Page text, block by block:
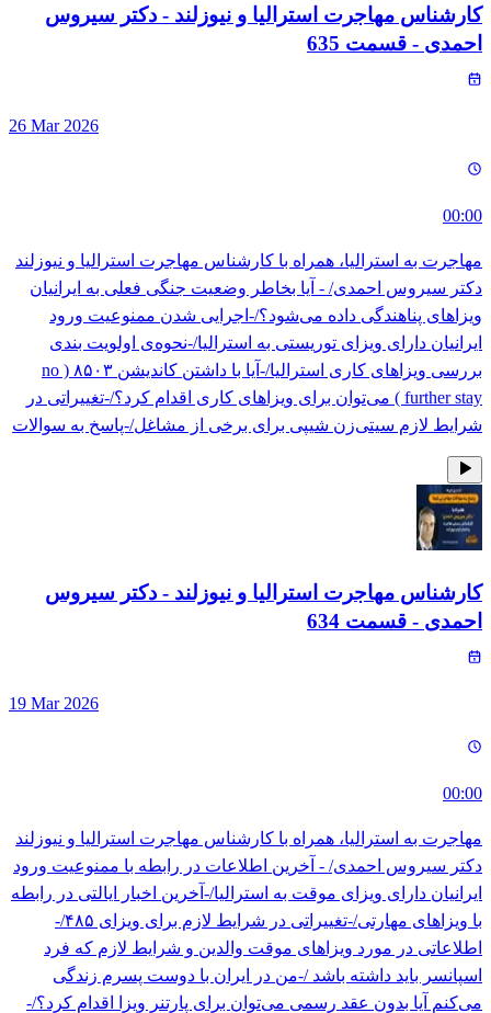
کارشناس مهاجرت استرالیا و نیوزلند - دکتر سیروس
احمدی - قسمت 635
26 Mar 2026
00:00
مهاجرت به استرالیا، همراه با کارشناس مهاجرت استرالیا و نیوزلند
دکتر سیروس احمدی/ - آیا بخاطر وضعیت جنگی فعلی به ایرانیان
ویزاهای پناهندگی داده می‌شود؟/-اجرایی شدن ممنوعیت ورود
ایرانیان دارای ویزای توریستی به استرالیا/-نحوه‌ی اولویت بندی
بررسی ویزاهای کاری استرالیا/-آیا با داشتن کاندیشن ۸۵۰۳ ( no
further stay ) می‌توان برای ویزاهای کاری اقدام کرد؟/-تغییراتی در
شرایط لازم سیتی‌زن شیپی برای برخی از مشاغل/-پاسخ به سوالات
کارشناس مهاجرت استرالیا و نیوزلند - دکتر سیروس
احمدی - قسمت 634
19 Mar 2026
00:00
مهاجرت به استرالیا، همراه با کارشناس مهاجرت استرالیا و نیوزلند
دکتر سیروس احمدی/ - آخرین اطلاعات در رابطه با ممنوعیت ورود
ایرانیان دارای ویزای موقت به استرالیا/-آخرین اخبار ایالتی در رابطه
با ویزاهای مهارتی/-تغییراتی در شرایط لازم برای ویزای ۴۸۵/-
اطلاعاتی در مورد ویزاهای موقت والدین و شرایط لازم که فرد
اسپانسر باید داشته باشد /-من در ایران با دوست پسرم زندگی
می‌کنم آیا بدون عقد رسمی می‌توان برای پارتنر ویزا اقدام کرد؟/-